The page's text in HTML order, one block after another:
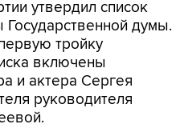
утвердил список
Государственной думы.
тройку
включены
и актера Сергея
руководителя